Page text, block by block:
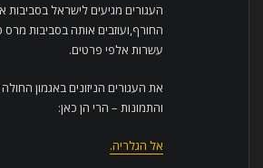
העגורים מגיעים לישראל בסביבות
החורף,ועוזבים אותה בסביבות
עשרות אלפי פרטים.
והתמונות – הרי הן כאן:
אל הגלריה.